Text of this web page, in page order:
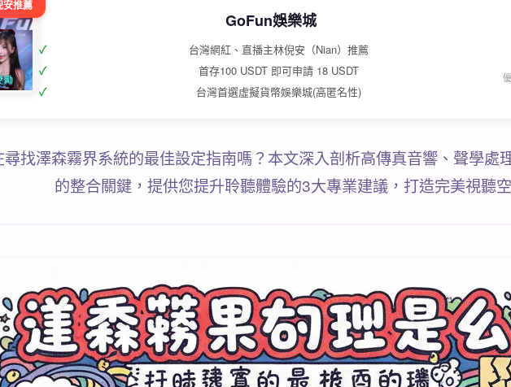
安推薦
GoFun娛樂城
台灣網紅、直播主林倪安（Nian）推薦
首存100 USDT 即可申請 18 USDT
台灣首選虛擬貨幣娛樂城(高匿名性)
尋找澤森霧界系統的最佳設定指南嗎？本文深入剖析高傳真音響、聲學處
的整合關鍵，提供您提升聆聽體驗的3大專業建議，打造完美視聽